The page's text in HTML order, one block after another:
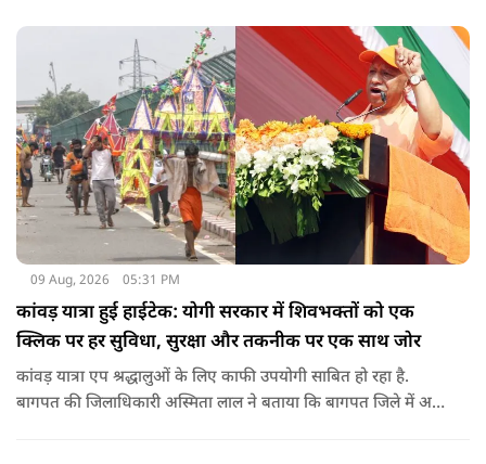
09 Aug, 2026 05:31 PM
कांवड़ यात्रा हुई हाईटेक: योगी सरकार में शिवभक्तों को एक
क्लिक पर हर सुविधा, सुरक्षा और तकनीक पर एक साथ जोर
कांवड़ यात्रा एप श्रद्धालुओं के लिए काफी उपयोगी साबित हो रहा है.
बागपत की जिलाधिकारी अस्मिता लाल ने बताया कि बागपत जिले में अब